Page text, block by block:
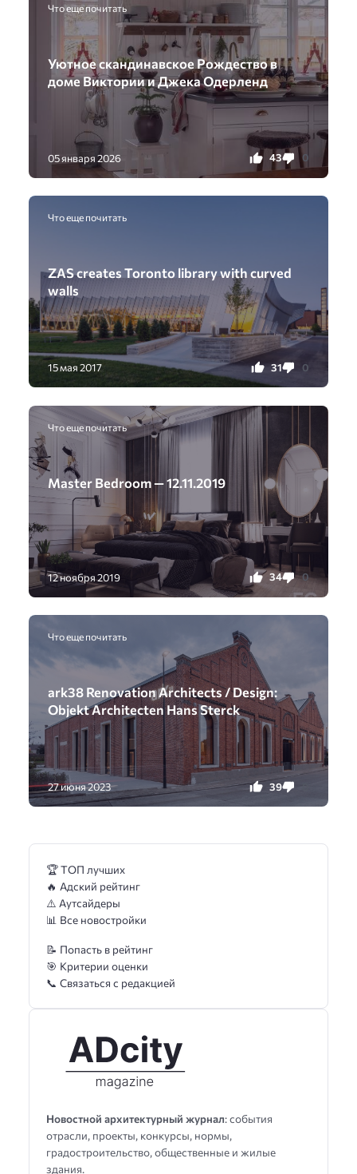
Что еще почитать
Уютное скандинавское Рождество в
доме Виктории и Джека Одерленд
05 января 2026 43 0
Что еще почитать
ZAS creates Toronto library with curved
walls
15 мая 2017 31 0
Что еще почитать
Master Bedroom — 12.11.2019
12 ноября 2019 34 0
Что еще почитать
ark38 Renovation Architects / Design:
Objekt Architecten Hans Sterck
27 июня 2023 39
Новостной архитектурный журнал: события
отрасли, проекты, конкурсы, нормы,
градостроительство, общественные и жилые
здания.
🏆 ТОП лучших
🔥 Адский рейтинг
⚠️ Аутсайдеры
📊 Все новостройки
📝 Попасть в рейтинг
🎯 Критерии оценки
📞 Связаться с редакцией